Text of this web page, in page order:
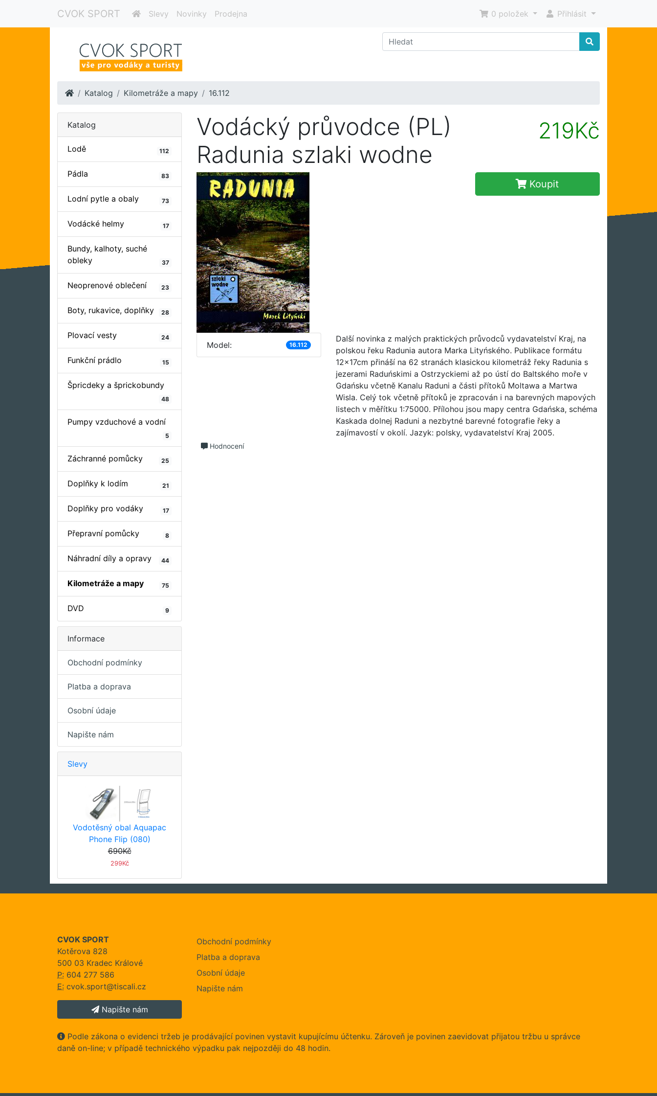
CVOK SPORT Slevy Novinky Prodejna 0 položek Přihlásit
HomeKatalog Kilometráže a mapy 16.112
Vodácký průvodce (PL)
Radunia szlaki wodne
219Kč
Koupit
Model: 16.112
Další novinka z malých praktických průvodců vydavatelství Kraj, na
polskou řeku Radunia autora Marka Lityńského. Publikace formátu
12x17cm přináší na 62 stranách klasickou kilometráž řeky Radunia s
jezerami Raduńskimi a Ostrzyckiemi až po ústí do Baltského moře v
Gdańsku včetně Kanalu Raduni a části přítoků Moltawa a Martwa
Wisla. Celý tok včetně přítoků je zpracován i na barevných mapových
listech v měřítku 1:75000. Přílohou jsou mapy centra Gdańska, schéma
Kaskada dolnej Raduni a nezbytné barevné fotografie řeky a
zajímavostí v okolí. Jazyk: polsky, vydavatelství Kraj 2005.
Hodnocení
Katalog
Lodě 112
Pádla 83
Lodní pytle a obaly 73
Vodácké helmy 17
Bundy, kalhoty, suché
obleky
37
Neoprenové oblečení 23
Boty, rukavice, doplňky 28
Plovací vesty 24
Funkční prádlo 15
Špricdeky a šprickobundy
48
Pumpy vzduchové a vodní
5
Záchranné pomůcky 25
Doplňky k lodím 21
Doplňky pro vodáky 17
Přepravní pomůcky 8
Náhradní díly a opravy 44
Kilometráže a mapy 75
DVD 9
Informace
Obchodní podmínky
Platba a doprava
Osobní údaje
Napište nám
Slevy
Vodotěsný obal Aquapac
Phone Flip (080)
690Kč
299Kč
CVOK SPORT
Kotěrova 828
500 03 Kradec Králové
P: 604 277 586
E: cvok.sport@tiscali.cz
Napište nám
Obchodní podmínky
Platba a doprava
Osobní údaje
Napište nám
Podle zákona o evidenci tržeb je prodávající povinen vystavit kupujícímu účtenku. Zároveň je povinen zaevidovat přijatou tržbu u správce
daně on-line; v případě technického výpadku pak nejpozději do 48 hodin.